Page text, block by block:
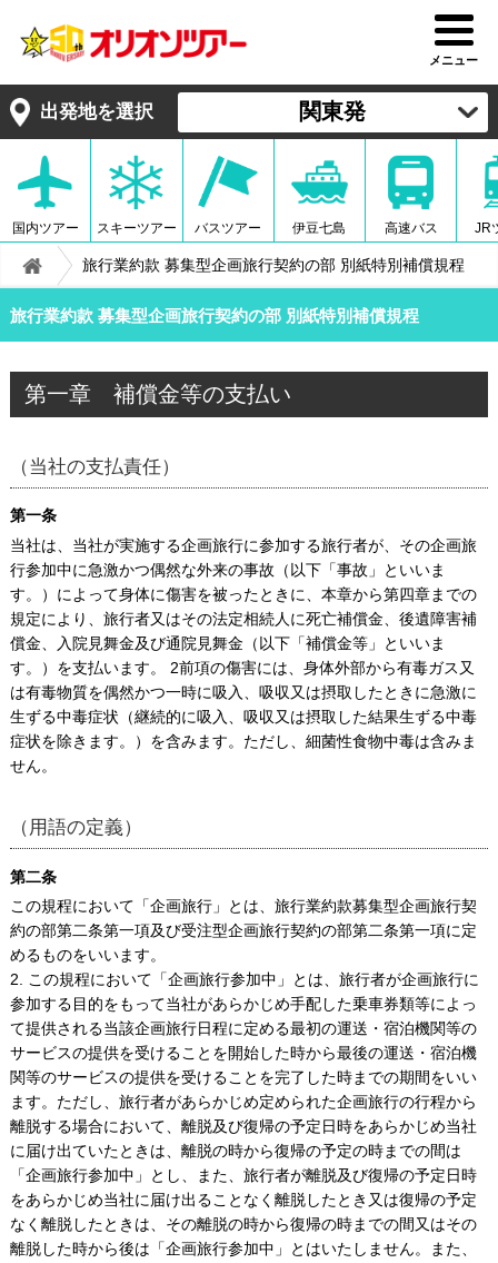
メニュー
出発地を選択 関東発
国内ツアー スキーツアー バスツアー 伊豆七島 高速バス JR
旅行業約款 募集型企画旅行契約の部 別紙特別補償規程
旅行業約款 募集型企画旅行契約の部 別紙特別補償規程
第一章 補償金等の支払い
（当社の支払責任）
第一条
当社は、当社が実施する企画旅行に参加する旅行者が、その企画旅
行参加中に急激かつ偶然な外来の事故（以下「事故」といいま
す。）によって身体に傷害を被ったときに、本章から第四章までの
規定により、旅行者又はその法定相続人に死亡補償金、後遺障害補
償金、入院見舞金及び通院見舞金（以下「補償金等」といいま
す。）を支払います。 2前項の傷害には、身体外部から有毒ガス又
は有毒物質を偶然かつ一時に吸入、吸収又は摂取したときに急激に
生ずる中毒症状（継続的に吸入、吸収又は摂取した結果生ずる中毒
症状を除きます。）を含みます。ただし、細菌性食物中毒は含みま
せん。
（用語の定義）
第二条
この規程において「企画旅行」とは、旅行業約款募集型企画旅行契
約の部第二条第一項及び受注型企画旅行契約の部第二条第一項に定
めるものをいいます。
2. この規程において「企画旅行参加中」とは、旅行者が企画旅行に
参加する目的をもって当社があらかじめ手配した乗車券類等によっ
て提供される当該企画旅行日程に定める最初の運送・宿泊機関等の
サービスの提供を受けることを開始した時から最後の運送・宿泊機
関等のサービスの提供を受けることを完了した時までの期間をいい
ます。ただし、旅行者があらかじめ定められた企画旅行の行程から
離脱する場合において、離脱及び復帰の予定日時をあらかじめ当社
に届け出ていたときは、離脱の時から復帰の予定の時までの間は
「企画旅行参加中」とし、また、旅行者が離脱及び復帰の予定日時
をあらかじめ当社に届け出ることなく離脱したとき又は復帰の予定
なく離脱したときは、その離脱の時から復帰の時までの間又はその
離脱した時から後は「企画旅行参加中」とはいたしません。また、